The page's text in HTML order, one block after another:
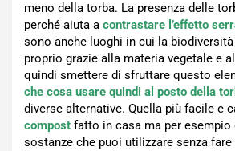
meno della torba. La presenza delle
perché aiuta a contrastare l’effetto
sono anche luoghi in cui la
proprio grazie alla materia vegetale e
quindi smettere di sfruttare questo
che cosa usare quindi al posto della
diverse alternative. Quella più facile e
compost fatto in casa ma per
sostanze che puoi utilizzare senza